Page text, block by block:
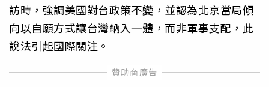
訪時，強調美國對台政策不變，並認為北京當局傾
向以自願方式讓台灣納入一體，而非軍事支配，此
說法引起國際關注。